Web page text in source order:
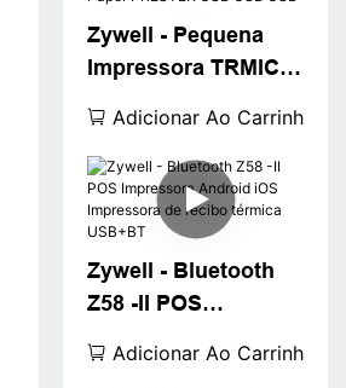
Zywell - Pequena
Impressora TRMICA
Printina de recibo
térmica com Poster
Driver Paper
PRESTER USB USB
USB
Adicionar Ao Carrinho
Zywell - Bluetooth
Z58 -II POS
iOS Impressora de
Adicionar Ao Carrinho